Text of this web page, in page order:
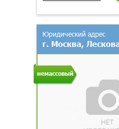
немассовый
Юридический адрес
г. Москва,